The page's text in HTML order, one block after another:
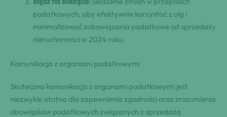
podatkowych, aby efektywnie korzystać z ulg i
minimalizować zobowiązania podatkowe od sprzedaży
nieruchomości w 2024 roku.
Komunikacja z organami podatkowymi
Skuteczna komunikacja z organami podatkowymi jest
niezwykle istotna dla zapewnienia zgodności oraz zrozumienia
obowiązków podatkowych związanych z sprzedażą